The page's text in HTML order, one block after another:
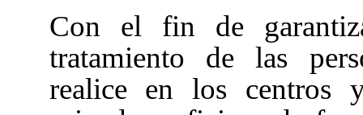
Con el fin de
tratamiento de las
realice en los centros